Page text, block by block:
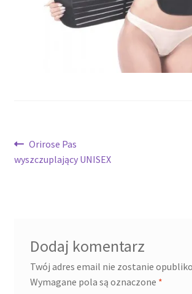
Nawigacja
wpisu
Poprzedni
wpis:
Orirose Pas
wyszczuplający UNISEX
Dodaj komentarz
Twój adres email nie zostanie
Wymagane pola są oznaczone *